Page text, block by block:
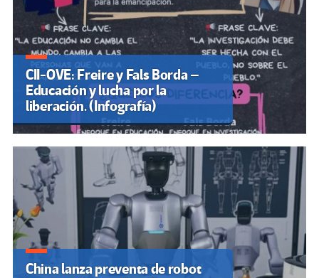
CII-OVE: Freire y Fals Borda –
Educación y lucha por la
liberación. (Infografía)
China lanza preventa de robot